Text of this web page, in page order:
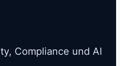
Compliance und AI